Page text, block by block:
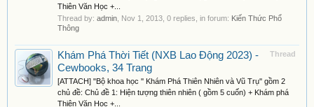
Thiên Văn Học +...
Thread by: admin Nov 1, 2013 , 0 replies, in forum: Kiến Thức Phổ
Thông
Thread
Khám Phá Thời Tiết (NXB Lao Động 2023) -
Cewbooks, 34 Trang
[ATTACH] "Bộ khoa học '' Khám Phá Thiên Nhiên và Vũ Trụ'' gồm 2
chủ đề: Chủ đề 1: Hiện tượng thiên nhiên ( gồm 5 cuốn) + Khám phá
Thiên Văn Học +...